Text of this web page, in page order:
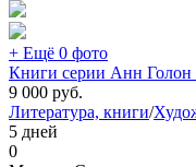
+ Ещё 0 фото
Книги серии Анн
9 000 руб.
Литература, книги/
5 дней
0